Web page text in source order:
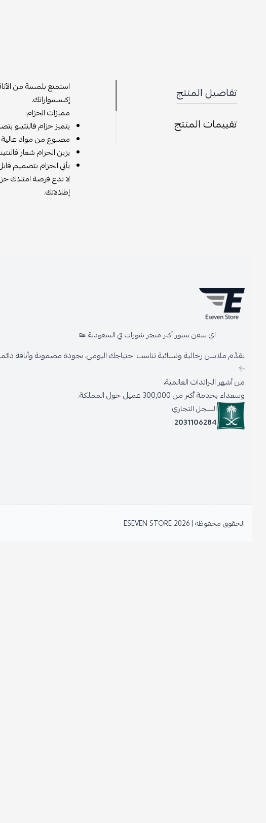
تفاصيل المنتج
تقييمات المنتج
استمتع بلمسة من الأناقة
إكسسواراتك.
مميزات الحزام:
يتميز حزام فالنتينو
مصنوع من مواد عالية
يزين الحزام شعار
يأتي الحزام بتصميم قابل
لا تدع فرصة امتلاك
إطلالاتك.
اي سفن ستور أكبر متجر شوزات في السعودية 👟
يقدّم ملابس رجالية ونسائية تناسب احتياجك اليومي، بجودة مضمونة وأناقة دائمة
من أشهر البراندات العالمية،
وسعداء بخدمة أكثر من 300,000 عميل حول المملكة.
السجل التجاري
2031106284
الحقوق محفوظة | 2026 ESEVEN STORE